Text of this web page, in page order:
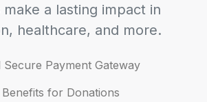
make a lasting impact in
healthcare, and more.
Secure Payment Gateway
for Donations